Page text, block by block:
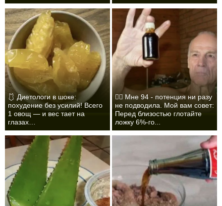
🩱 Диетологи в шоке:
похудение без усилий! Всего
1 овощ — и вес тает на
глазах…
❤️‍🔥 Мне 94 - потенция ни разу
не подводила. Мой вам совет:
Перед близостью глотайте
ложку 6%-го...